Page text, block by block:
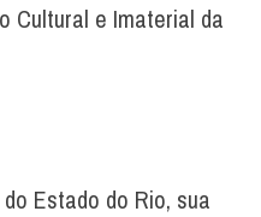
Cultural e Imaterial da
Estado do Rio, sua